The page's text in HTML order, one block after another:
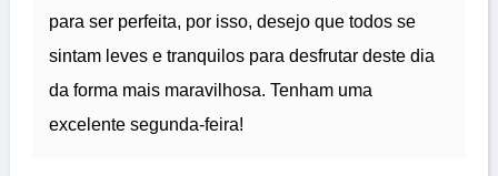
para ser perfeita, por isso, desejo que todos se
sintam leves e tranquilos para desfrutar deste dia
da forma mais maravilhosa. Tenham uma
excelente segunda-feira!